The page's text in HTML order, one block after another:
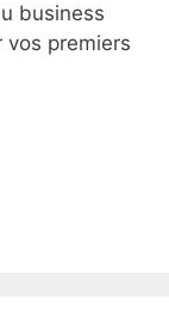
business
premiers